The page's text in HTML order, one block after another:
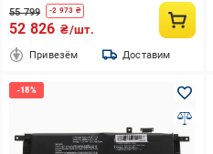
55 799 -2 973 ₴
52 826 ₴/шт.
Привезём Доставим